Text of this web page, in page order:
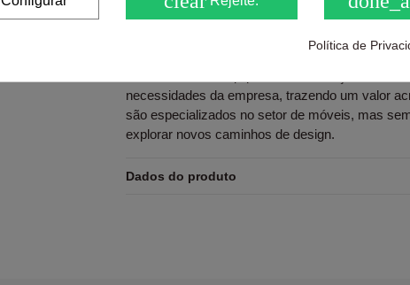
Console recebedor desenhado por Cambres
Eric Cambres e Carlos Garcia, ambos
Trabalhando em equipe buscam soluções
necessidades da empresa, trazendo um valor
são especializados no setor de móveis, mas
explorar novos caminhos de design.
Dados do produto
Política de